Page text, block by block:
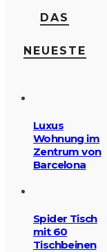
DAS
NEUESTE
Luxus
Wohnung im
Zentrum von
Barcelona
Spider Tisch
mit 60
Tischbeinen